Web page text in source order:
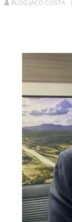
BLOG JACÓ COSTA